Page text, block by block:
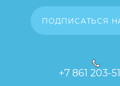
ПОДПИСАТЬСЯ
+7 861 203-